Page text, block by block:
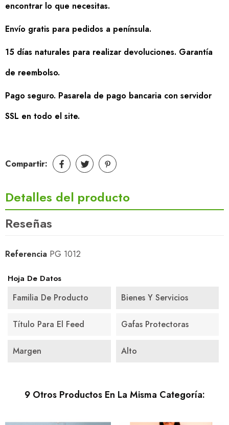
encontrar lo que necesitas.
Envío gratis para pedidos a península.
15 días naturales para realizar devoluciones. Garantía
de reembolso.
Pago seguro. Pasarela de pago bancaria con servidor
SSL en todo el site.
Compartir:
Detalles del producto
Reseñas
Referencia PG 1012
Hoja De Datos
Familia De Producto Bienes Y Servicios
Título Para El Feed Gafas Protectoras
Margen Alto
9 Otros Productos En La Misma Categoría: